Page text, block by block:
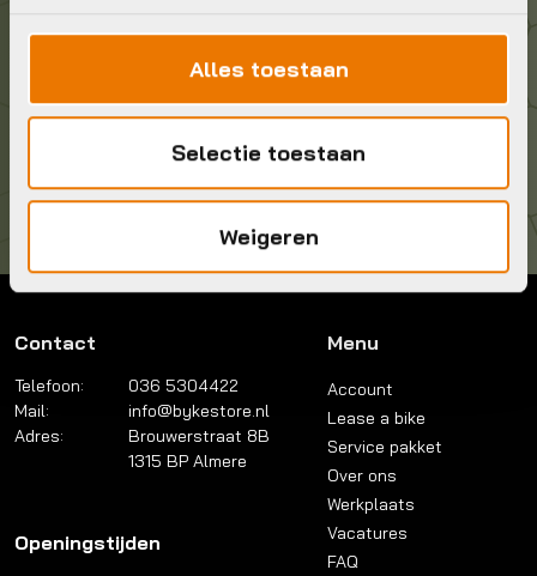
Alles toestaan
Selectie toestaan
Weigeren
Kom langs!
Brouwerstraat 8B
1315 BP Almere
Contact
Telefoon:
036 5304422
Mail:
info@bykestore.nl
Adres:
Brouwerstraat 8B
1315 BP Almere
Openingstijden
Menu
Account
Lease a bike
Service pakket
Over ons
Werkplaats
Vacatures
FAQ